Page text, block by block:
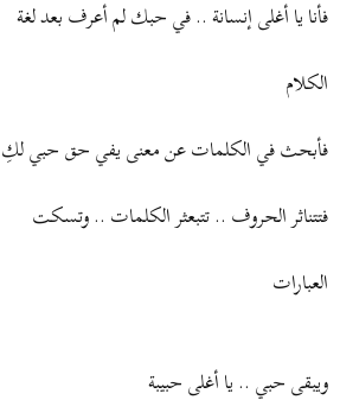
فأنا يا أغلى إنسانة .. في حبك لم أعرف بعد لغة
الكلام
فأبحث في الكلمات عن معنى يفي حق حبي لكِ
فتتناثر الحروف .. تتبعثر الكلمات .. وتسكت
العبارات
ويبقى حبي .. يا أغلى حبيبة